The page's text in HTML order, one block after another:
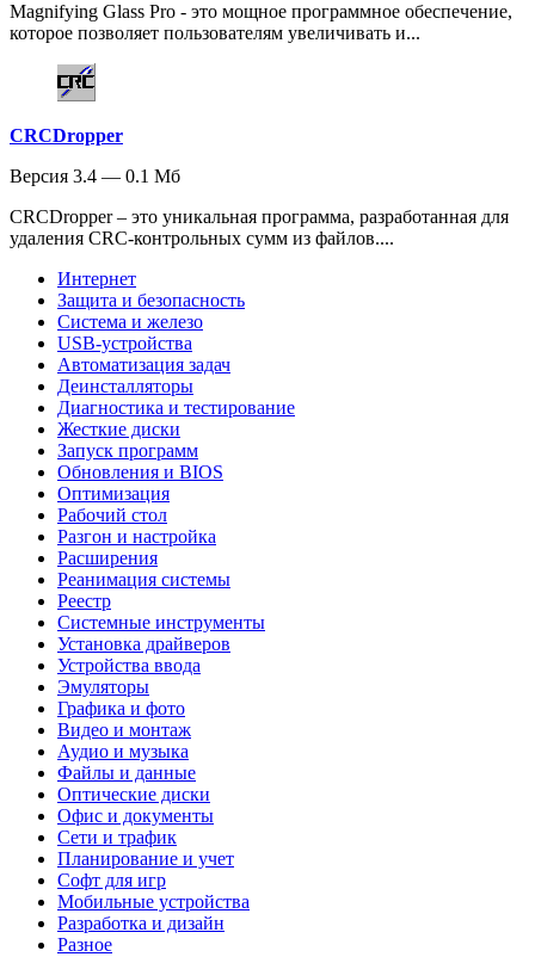
Magnifying Glass Pro - это мощное программное обеспечение,
которое позволяет пользователям увеличивать и...
CRCDropper
Версия 3.4 — 0.1 Мб
CRCDropper – это уникальная программа, разработанная для
удаления CRC-контрольных сумм из файлов....
Интернет
Защита и безопасность
Система и железо
USB-устройства
Автоматизация задач
Деинсталляторы
Диагностика и тестирование
Жесткие диски
Запуск программ
Обновления и BIOS
Оптимизация
Рабочий стол
Разгон и настройка
Расширения
Реанимация системы
Реестр
Системные инструменты
Установка драйверов
Устройства ввода
Эмуляторы
Графика и фото
Видео и монтаж
Аудио и музыка
Файлы и данные
Оптические диски
Офис и документы
Сети и трафик
Планирование и учет
Софт для игр
Мобильные устройства
Разработка и дизайн
Разное